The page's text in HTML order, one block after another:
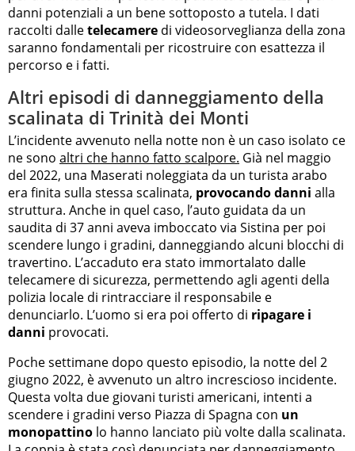
danni potenziali a un bene sottoposto a tutela. I dati
raccolti dalletelecamere di videosorveglianza della zona
saranno fondamentali per ricostruire con esattezza il
percorso e i fatti.
Altri episodi di danneggiamento della
scalinata di Trinità dei Monti
L’incidente avvenuto nella notte non è un caso isolato ce
ne sono altri che hanno fatto scalpore. Già nel maggio
del 2022, una Maserati noleggiata da un turista arabo
era finita sulla stessa scalinata, provocando danni alla
struttura. Anche in quel caso, l’auto guidata da un
saudita di 37 anni aveva imboccato via Sistina per poi
scendere lungo i gradini, danneggiando alcuni blocchi di
travertino. L’accaduto era stato immortalato dalle
telecamere di sicurezza, permettendo agli agenti della
polizia locale di rintracciare il responsabile e
denunciarlo. L’uomo si era poi offerto di ripagare i
danni provocati.
Poche settimane dopo questo episodio, la notte del 2
giugno 2022, è avvenuto un altro increscioso incidente.
Questa volta due giovani turisti americani, intenti a
scendere i gradini verso Piazza di Spagna con un
monopattino lo hanno lanciato più volte dalla scalinata.